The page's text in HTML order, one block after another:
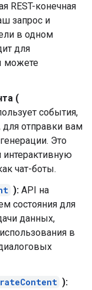
REST-конечная
запрос и
в одном
для
можете
(
события,
отправки вам
Это
чат-боты.
): API на
состояния для
данных,
в
):